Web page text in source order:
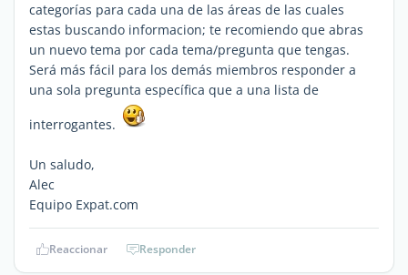
categorías para cada una de las áreas de las cuales
estas buscando informacion; te recomiendo que abras
un nuevo tema por cada tema/pregunta que tengas.
Será más fácil para los demás miembros responder a
una sola pregunta específica que a una lista de
interrogantes.
Un saludo,
Alec
Equipo Expat.com
Reaccionar Responder